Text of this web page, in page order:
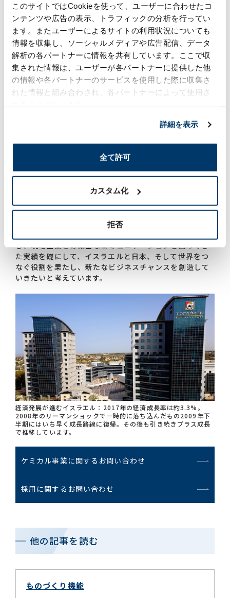
このサイトではCookieを使って、ユーザーに合わせたコ
ンテンツや広告の表示、トラフィックの分析を行ってい
ます。またユーザーによるサイトの利用状況についても
情報を収集し、ソーシャルメディアや広告配信、データ
解析の各パートナーに情報を共有しています。ここで収
集された情報は、ユーザーが各パートナーに提供した他
の情報や各パートナーのサービスを使用した際に収集さ
れた情報と組み合わされ、各パートナーによって使用さ
詳細を表示
全て許可
カスタム化
拒否
現地企業との連携は毎日行われる：新技術の開発に強い関心を持
っているイスラエル企業。森六グループは日々の新規提案を通じ
て、新規ビジネスの創出や既存ビジネスとの連携に取り組んでい
ます。
経済発展を続けるイスラエルを足がかりにさらな
る成長を目指す
近年のイスラエルは経済発展がめざましく、経済の中心
地であるテルアビブは「中東のシリコンバレー」と言わ
います。中東紛争などの関係から、もともと軍需産業が
とともにニッチな高度技術産業を中心とした起業がブー
ムとなっています。さらに、こうした動きを世界の投資
2020年には、成田からテルアビブへ週3便の直行便就航
が予定されるなど、日本との距離も縮まっています。森
し、現地企業との緊密なコミュニケーションを図ってき
た実績を礎にして、イスラエルと日本、そして世界をつ
なぐ役割を果たし、新たなビジネスチャンスを創造して
いきたいと考えています。
経済発展が進むイスラエル：2017年の経済成長率は約3.3%。
2008年のリーマンショックで一時的に落ち込んだもの2009年下
半期にはいち早く成長路線に復帰。その後も引き続きプラス成長
で推移しています。
ケミカル事業に関するお問い合わせ
採用に関するお問い合わせ
他の記事を読む
ものづくり機能